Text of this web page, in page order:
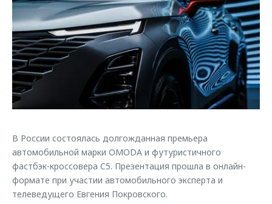
Страхование
Кредитный калькулятор
Аксессуары
Одежда и сувениры
Оригинальные аксессуары
Запчасти
Трейд-ин
Калькулятор трейд-ин
Клиентская поддержка
O&J Автоклуб
Клуб владельцев OMODA
Приложение O&J
Аксессуары
Оригинальные аксессуары
Запчасти
Обратная связь
В России состоялась долгожданная премьера
автомобильной марки OMODA и футуристичного
фастбэк-кроссовера C5. Презентация прошла в онлайн-
формате при участии автомобильного эксперта и
телеведущего Евгения Покровского.